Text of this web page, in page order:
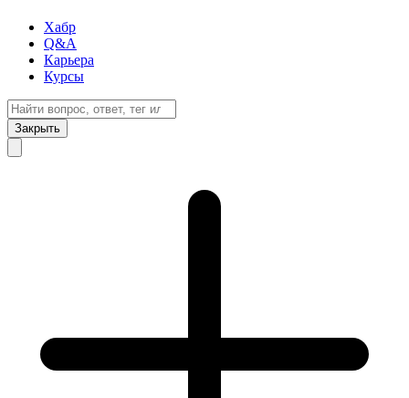
Хабр
Q&A
Карьера
Курсы
Закрыть